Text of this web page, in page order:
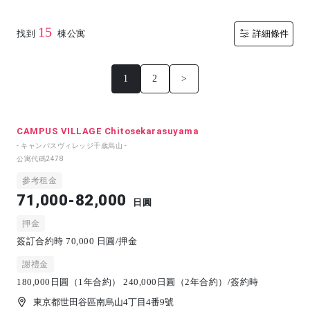
找到 15 棟公寓 詳細條件
1 2 >
CAMPUS VILLAGE Chitosekarasuyama
- キャンパスヴィレッジ千歳烏山 -
公寓代碼2478
參考租金
71,000-82,000 日圓
押金
簽訂合約時 70,000 日圓/押金
謝禮金
180,000日圓（1年合約） 240,000日圓（2年合約）/簽約時
東京都世田谷區南烏山4丁目4番9號